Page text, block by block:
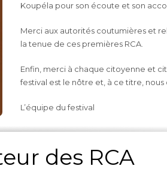
Koupéla pour son écoute et son
Merci aux autorités coutumières et
la tenue de ces premières RCA.
Enfin, merci à chaque citoyenne et
festival est le nôtre et, à ce titre,
L’équipe du festival
des RCA